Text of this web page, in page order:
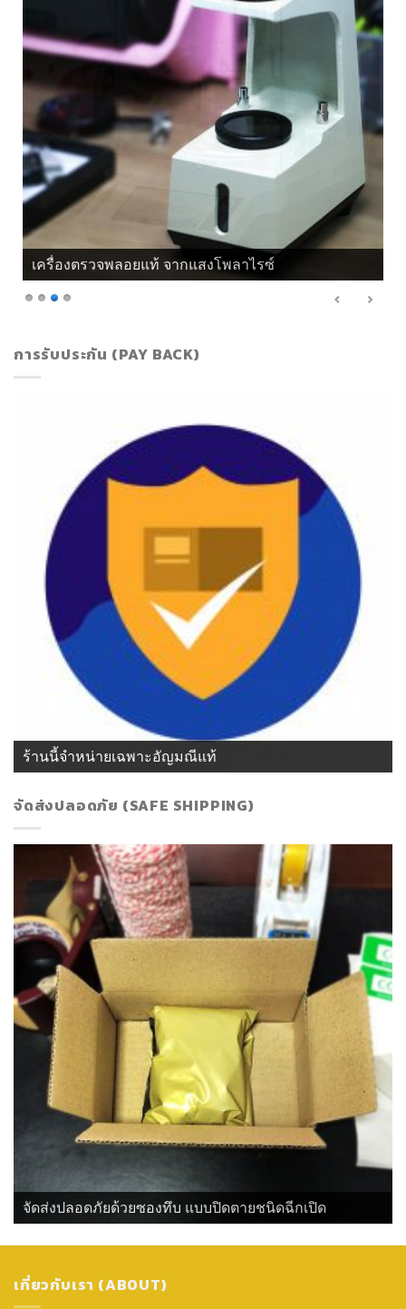
เครื่องตรวจพลอยแท้ จากแสงโพลาไรซ์
การรับประกัน (PAY BACK)
ร้านนี้จำหน่ายเฉพาะอัญมณีแท้
จัดส่งปลอดภัย (SAFE SHIPPING)
จัดส่งปลอดภัยด้วยซองทึบ แบบปิดตายชนิดฉีกเปิด
เกี่ยวกับเรา (ABOUT)